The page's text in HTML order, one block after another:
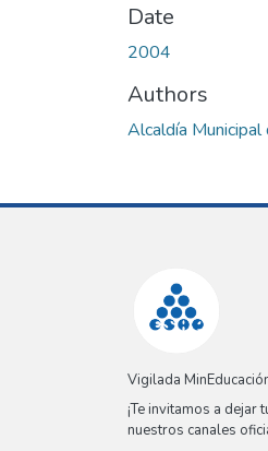
Date
2004
Authors
Alcaldía Municipal
Vigilada
¡Te invitamos a dejar
nuestros canales